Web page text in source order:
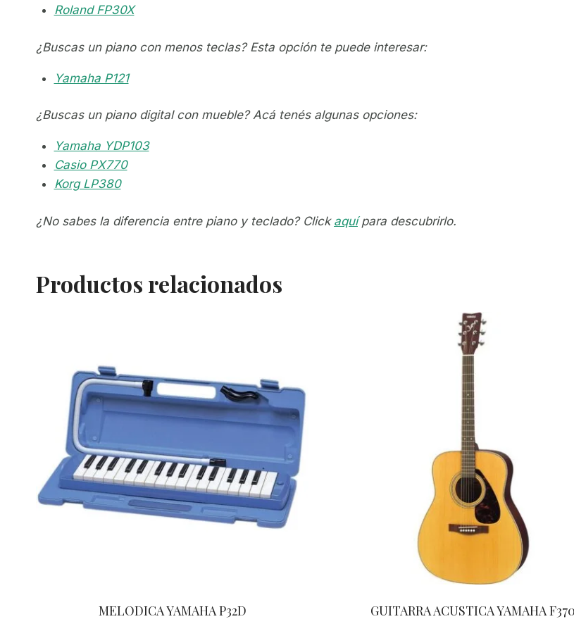
Roland FP30X
¿Buscas un piano con menos teclas? Esta opción te puede interesar:
Yamaha P121
¿Buscas un piano digital con mueble? Acá tenés algunas opciones:
Yamaha YDP103
Casio PX770
Korg LP380
¿No sabes la diferencia entre piano y teclado? Click aquípara descubrirlo.
Productos relacionados
MELODICA YAMAHA P32D GUITARRA ACUSTICA YAMAHA F370